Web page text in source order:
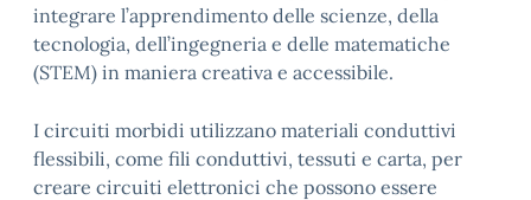
integrare l’apprendimento delle scienze, della
tecnologia, dell’ingegneria e delle matematiche
(STEM) in maniera creativa e accessibile.
I circuiti morbidi utilizzano materiali conduttivi
flessibili, come fili conduttivi, tessuti e carta, per
creare circuiti elettronici che possono essere